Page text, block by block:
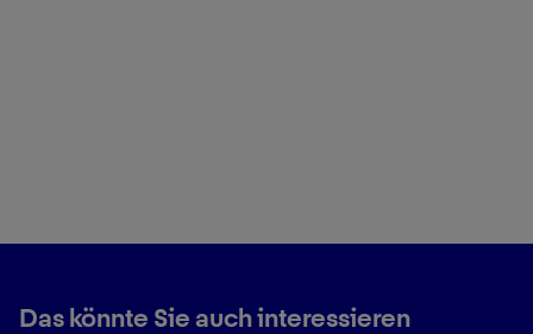
Das könnte Sie auch interessieren